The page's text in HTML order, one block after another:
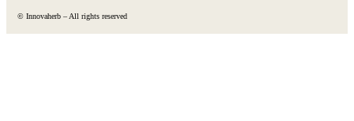
© Innovaherb – All rights reserved